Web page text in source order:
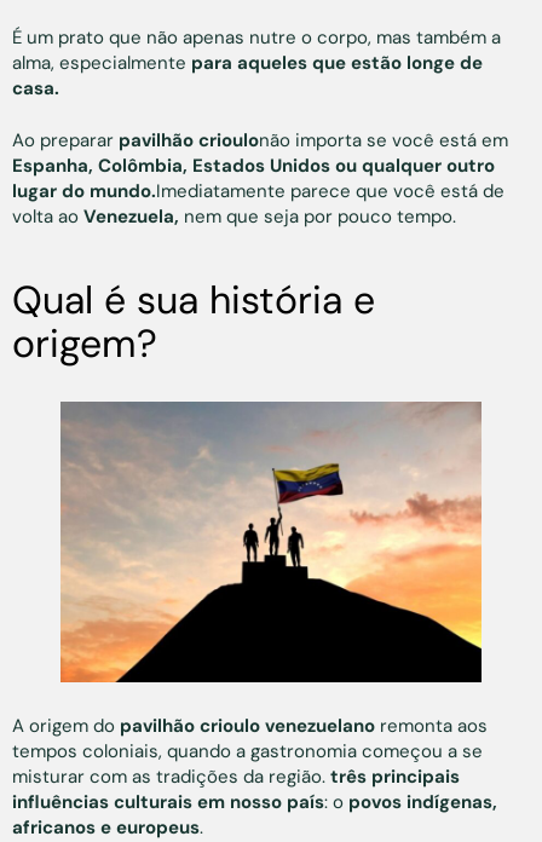
É um prato que não apenas nutre o corpo, mas também a
alma, especialmente para aqueles que estão longe de
casa.
Ao preparar pavilhão crioulonão importa se você está em
Espanha, Colômbia, Estados Unidos ou qualquer outro
lugar do mundo.Imediatamente parece que você está de
volta ao Venezuela, nem que seja por pouco tempo.
Qual é sua história e
origem?
A origem do pavilhão crioulo venezuelano remonta aos
tempos coloniais, quando a gastronomia começou a se
misturar com as tradições da região. três principais
influências culturais em nosso país: o povos indígenas,
africanos e europeus.